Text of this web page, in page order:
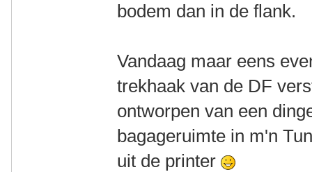
bodem dan in de flank.
Vandaag maar eens
trekhaak van de DF
ontworpen van een
bagageruimte in m'n
uit de printer